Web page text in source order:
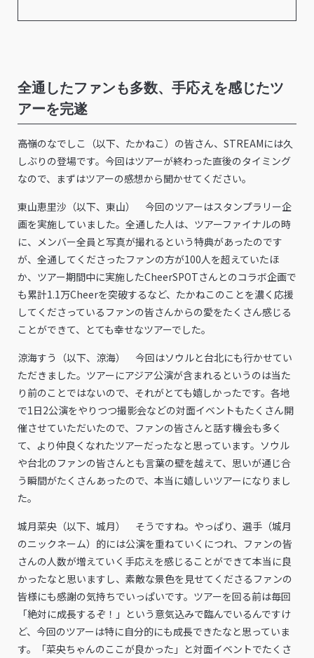
全通したファンも多数、手応えを感じたツ
アーを完遂
――高嶺のなでしこ（以下、たかねこ）の皆さん、STREAMには久
しぶりの登場です。今回はツアーが終わった直後のタイミング
なので、まずはツアーの感想から聞かせてください。
東山恵里沙（以下、東山） 今回のツアーはスタンプラリー企
画を実施していました。全通した人は、ツアーファイナルの時
に、メンバー全員と写真が撮れるという特典があったのです
が、全通してくださったファンの方が100人を超えていたほ
か、ツアー期間中に実施したCheerSPOTさんとのコラボ企画で
も累計1.1万Cheerを突破するなど、たかねこのことを濃く応援
してくださっているファンの皆さんからの愛をたくさん感じる
ことができて、とても幸せなツアーでした。
涼海すう（以下、涼海） 今回はソウルと台北にも行かせてい
ただきました。ツアーにアジア公演が含まれるというのは当た
り前のことではないので、それがとても嬉しかったです。各地
で1日2公演をやりつつ撮影会などの対面イベントもたくさん開
催させていただいたので、ファンの皆さんと話す機会も多く
て、より仲良くなれたツアーだったなと思っています。ソウル
や台北のファンの皆さんとも言葉の壁を越えて、思いが通じ合
う瞬間がたくさんあったので、本当に嬉しいツアーになりまし
た。
城月菜央（以下、城月） そうですね。やっぱり、選手（城月
のニックネーム）的には公演を重ねていくにつれ、ファンの皆
さんの人数が増えていく手応えを感じることができて本当に良
かったなと思いますし、素敵な景色を見せてくださるファンの
皆様にも感謝の気持ちでいっぱいです。ツアーを回る前は毎回
「絶対に成長するぞ！」という意気込みで臨んでいるんですけ
ど、今回のツアーは特に自分的にも成長できたなと思っていま
す。「菜央ちゃんのここが良かった」と対面イベントでたくさ